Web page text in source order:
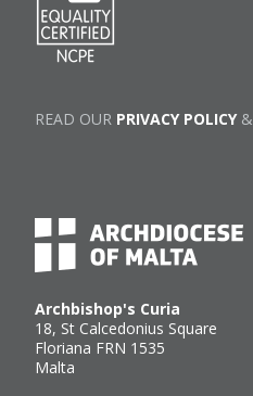
Archbishop's Curia
18, St Calcedonius Square
Floriana FRN 1535
Malta
READ OUR PRIVACY POLICY&